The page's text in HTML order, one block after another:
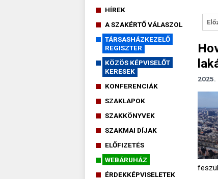
HÍREK
A SZAKÉRTŐ VÁLASZOL
TÁRSASHÁZKEZELŐ
REGISZTER
KÖZÖS KÉPVISELŐT
KERESEK
KONFERENCIÁK
SZAKLAPOK
SZAKKÖNYVEK
SZAKMAI DÍJAK
ELŐFIZETÉS
WEBÁRUHÁZ
ÉRDEKKÉPVISELETEK
2025.